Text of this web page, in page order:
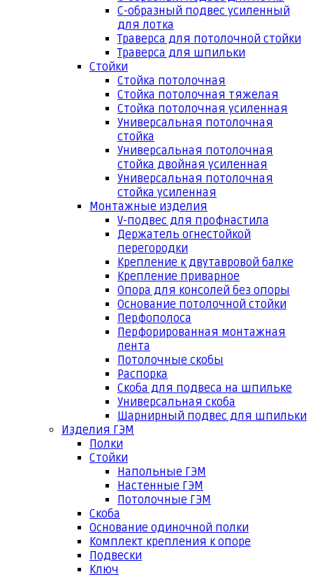
С-образный подвес усиленный
для лотка
Траверса для потолочной стойки
Траверса для шпильки
Стойки
Стойка потолочная
Стойка потолочная тяжелая
Стойка потолочная усиленная
Универсальная потолочная
стойка
Универсальная потолочная
стойка двойная усиленная
Универсальная потолочная
стойка усиленная
Монтажные изделия
V-подвес для профнастила
Держатель огнестойкой
перегородки
Крепление к двутавровой балке
Крепление приварное
Опора для консолей без опоры
Основание потолочной стойки
Перфополоса
Перфорированная монтажная
лента
Потолочные скобы
Распорка
Скоба для подвеса на шпильке
Универсальная скоба
Шарнирный подвес для шпильки
Изделия ГЭМ
Полки
Стойки
Напольные ГЭМ
Настенные ГЭМ
Потолочные ГЭМ
Скоба
Основание одиночной полки
Комплект крепления к опоре
Подвески
Ключ